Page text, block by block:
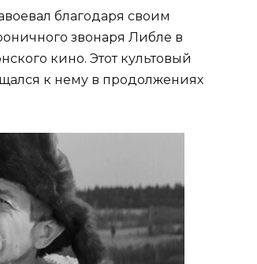
благодаря своим
звонаря Либле в
кино. Этот культовый
к нему в продолжениях